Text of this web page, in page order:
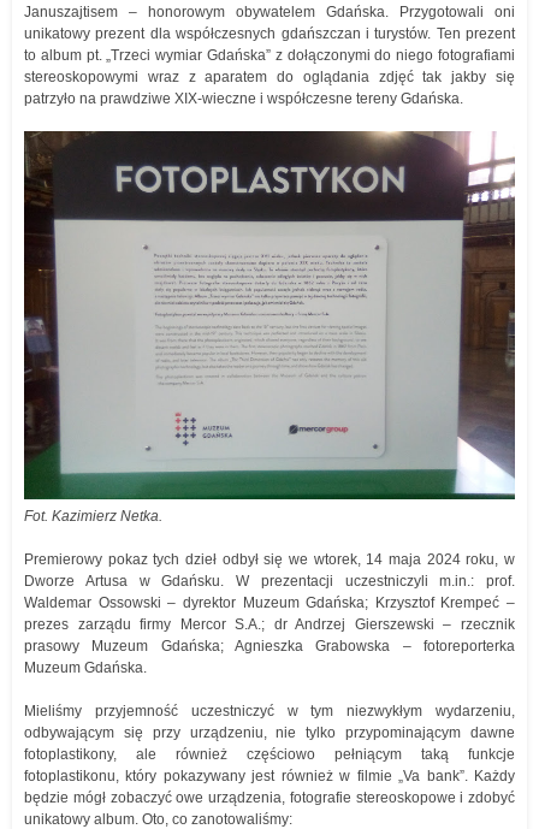
Januszajtisem – honorowym obywatelem Gdańska. Przygotowali oni
unikatowy prezent dla współczesnych gdańszczan i turystów. Ten prezent
to album pt. „Trzeci wymiar Gdańska” z dołączonymi do niego fotografiami
stereoskopowymi wraz z aparatem do oglądania zdjęć tak jakby się
patrzyło na prawdziwe XIX-wieczne i współczesne tereny Gdańska.
Fot. Kazimierz Netka.
Premierowy pokaz tych dzieł odbył się we wtorek, 14 maja 2024 roku, w
Dworze Artusa w Gdańsku. W prezentacji uczestniczyli m.in.: prof.
Waldemar Ossowski – dyrektor Muzeum Gdańska; Krzysztof Krempeć –
prezes zarządu firmy Mercor S.A.; dr Andrzej Gierszewski – rzecznik
prasowy Muzeum Gdańska; Agnieszka Grabowska – fotoreporterka
Muzeum Gdańska.
Mieliśmy przyjemność uczestniczyć w tym niezwykłym wydarzeniu,
odbywającym się przy urządzeniu, nie tylko przypominającym dawne
fotoplastikony, ale również częściowo pełniącym taką funkcje
fotoplastikonu, który pokazywany jest również w filmie „Va bank”. Każdy
będzie mógł zobaczyć owe urządzenia, fotografie stereoskopowe i zdobyć
unikatowy album. Oto, co zanotowaliśmy: